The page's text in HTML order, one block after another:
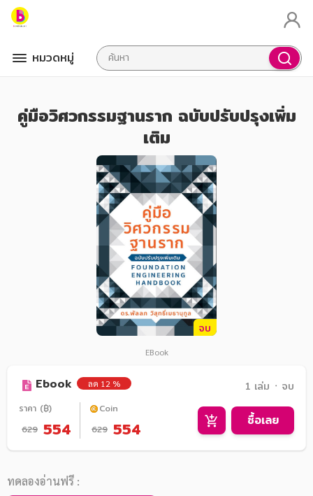
หมวดหมู่
คู่มือวิศวกรรมฐานราก ฉบับปรับปรุงเพิ่ม
เติม
จบ
EBook
Ebook ลด 12 % 1 เล่ม ᛫ จบ
ราคา (฿)
629 554
Coin
629 554 ซื้อเลย
ทดลองอ่านฟรี :